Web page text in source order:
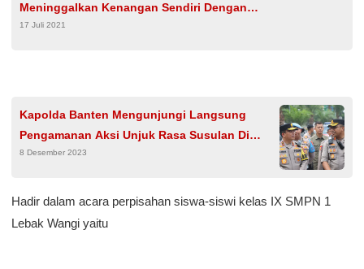
Meninggalkan Kenangan Sendiri Dengan
Satgas TMMD Kodim 0510/Trs
17 Juli 2021
Kapolda Banten Mengunjungi Langsung
Pengamanan Aksi Unjuk Rasa Susulan Di
Kawasan KP3B Serang Banten
8 Desember 2023
Hadir dalam acara perpisahan siswa-siswi kelas IX SMPN 1
Lebak Wangi yaitu